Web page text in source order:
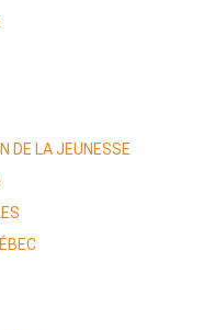
DE LA JEUNESSE